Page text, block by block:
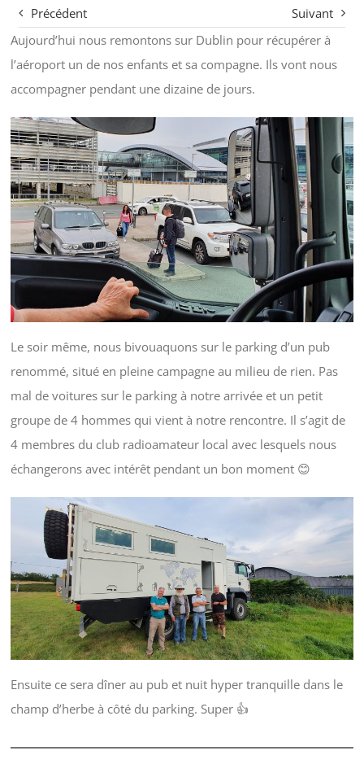
Précédent
Suivant
Aujourd’hui nous remontons sur Dublin pour récupérer à
l’aéroport un de nos enfants et sa compagne. Ils vont nous
accompagner pendant une dizaine de jours.
Le soir même, nous bivouaquons sur le parking d’un pub
renommé, situé en pleine campagne au milieu de rien. Pas
mal de voitures sur le parking à notre arrivée et un petit
groupe de 4 hommes qui vient à notre rencontre. Il s’agit de
4 membres du club radioamateur local avec lesquels nous
échangerons avec intérêt pendant un bon moment 😊
Ensuite ce sera dîner au pub et nuit hyper tranquille dans le
champ d’herbe à côté du parking. Super 👍